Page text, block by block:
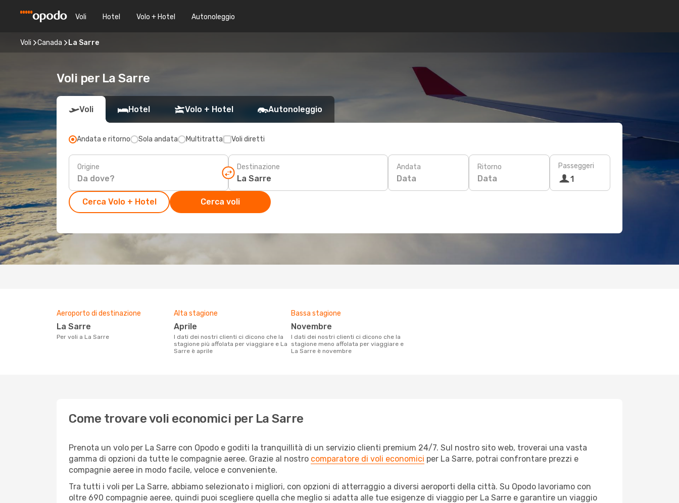
Voli Hotel Volo + Hotel Autonoleggio
Voli Canada La Sarre
Voli per La Sarre
Voli Hotel Volo + Hotel Autonoleggio
Andata e ritorno Sola andata Multitratta Voli diretti
Origine Destinazione Andata
Data
Ritorno
Data
Passeggeri
1
Cerca Volo + Hotel Cerca voli
Aeroporto di destinazione
La Sarre
Per voli a La Sarre
Alta stagione
aprile
I dati dei nostri clienti ci dicono che la
stagione più affolata per viaggiare e La
Sarre è aprile
Bassa stagione
novembre
I dati dei nostri clienti ci dicono che la
stagione meno affolata per viaggiare e
La Sarre è novembre
Come trovare voli economici per La Sarre
Prenota un volo per La Sarre con Opodo e goditi la tranquillità di un servizio clienti premium 24/7. Sul nostro sito web, troverai una vasta
gamma di opzioni da tutte le compagnie aeree. Grazie al nostro comparatore di voli economici per La Sarre, potrai confrontare prezzi e
compagnie aeree in modo facile, veloce e conveniente.
Tra tutti i voli per La Sarre, abbiamo selezionato i migliori, con opzioni di atterraggio a diversi aeroporti della città. Su Opodo lavoriamo con
oltre 690 compagnie aeree, quindi puoi scegliere quella che meglio si adatta alle tue esigenze di viaggio per La Sarre e garantire un viaggio